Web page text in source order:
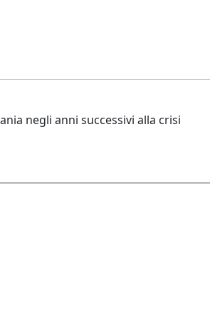
negli anni successivi alla crisi